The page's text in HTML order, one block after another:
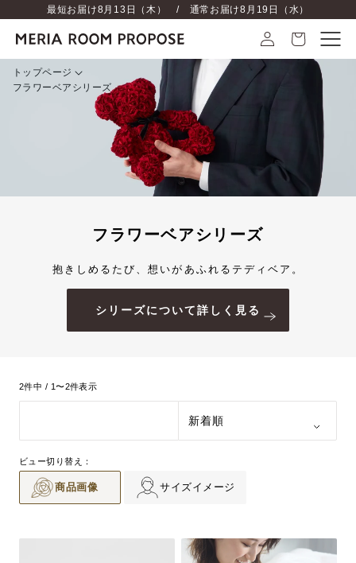
最短お届け8月13日（木） / 通常お届け8月19日（水）
トップページ
フラワーベアシリーズ
フラワーベアシリーズ
抱きしめるたび、想いがあふれるテディベア。
シリーズについて詳しく見る
2件中 / 1〜2件表示
ビュー切り替え：
商品画像 サイズイメージ